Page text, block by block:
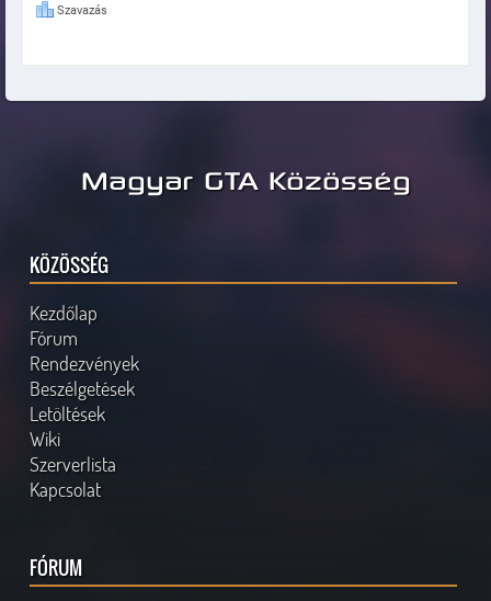
Szavazás
Magyar GTA Közösség
KÖZÖSSÉG
Kezdőlap
Fórum
Rendezvények
Beszélgetések
Letöltések
Wiki
Szerverlista
Kapcsolat
FÓRUM